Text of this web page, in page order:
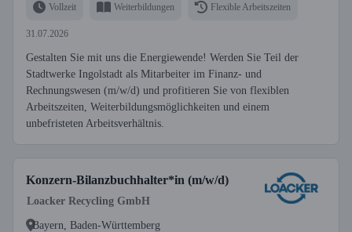
Vollzeit Weiterbildungen Flexible Arbeitszeiten
31.07.2026
Gestalten Sie mit uns die Energiewende! Werden Sie Teil der
Stadtwerke Ingolstadt als Mitarbeiter im Finanz- und
Rechnungswesen (m/w/d) und profitieren Sie von flexiblen
Arbeitszeiten, Weiterbildungsmöglichkeiten und einem
unbefristeten Arbeitsverhältnis.
Konzern-Bilanzbuchhalter*in (m/w/d)
Loacker Recycling GmbH
Bayern, Baden-Württemberg